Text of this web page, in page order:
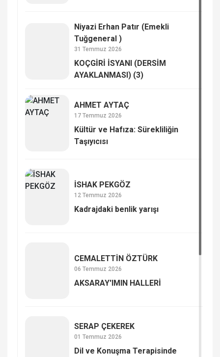
Niyazi Erhan Patır (Emekli
Tuğgeneral )
31 Temmuz 2026
KOÇGİRİ İSYANI (DERSİM
AYAKLANMASI) (3)
AHMET AYTAÇ
17 Temmuz 2026
Kültür ve Hafıza: Sürekliliğin
Taşıyıcısı
İSHAK PEKGÖZ
12 Temmuz 2026
Kadrajdaki benlik yarışı
CEMALETTİN ÖZTÜRK
06 Temmuz 2026
AKSARAY'IMIN HALLERİ
SERAP ÇE­KE­REK
01 Temmuz 2026
Dil ve Konuşma Terapisinde